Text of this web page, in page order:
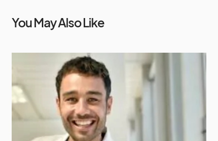
You May Also Like